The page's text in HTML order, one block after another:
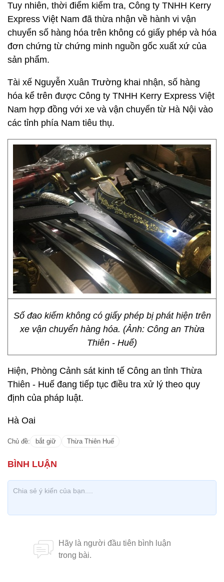
Tuy nhiên, thời điểm kiểm tra, Công ty TNHH Kerry
Express Việt Nam đã thừa nhận về hành vi vận
chuyển số hàng hóa trên không có giấy phép và hóa
đơn chứng từ chứng minh nguồn gốc xuất xứ của
sản phẩm.
Tài xế Nguyễn Xuân Trường khai nhận, số hàng
hóa kể trên được Công ty TNHH Kerry Express Việt
Nam hợp đồng với xe và vận chuyển từ Hà Nội vào
các tỉnh phía Nam tiêu thụ.
Số đao kiếm không có giấy phép bị phát hiện trên
xe vận chuyển hàng hóa. (Ảnh: Công an Thừa
Thiên - Huế)
Hiện, Phòng Cảnh sát kinh tế Công an tỉnh Thừa
Thiên - Huế đang tiếp tục điều tra xử lý theo quy
định của pháp luật.
Hà Oai
Chủ đề: bắt giữ Thừa Thiên Huế